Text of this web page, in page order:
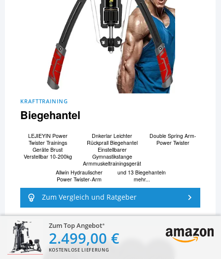
Zum Top Angebot
2.499,00 €
KOSTENLOSE LIEFERUNG
KRAFTTRAINING
Biegehantel
LEJIEYIN Power
Twister Trainings
Geräte Brust
Verstellbar 10-200kg
Dnkerlar Leichter
Rückprall Biegehantel
Einstellbarer
Gymnastikstange
Armmuskeltrainingsgerät
Double Spring Arm-
Power Twister
Allwin Hydraulischer
Power Twister-Arm
und 13 Biegehanteln
mehr...
Zum Vergleich und Ratgeber